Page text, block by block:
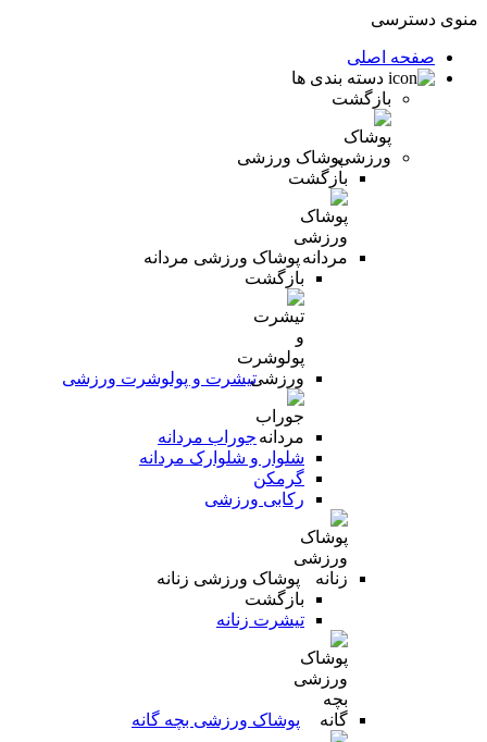
منوی دسترسی
صفحه اصلی
دسته بندی ها
بازگشت
پوشاک ورزشی
بازگشت
پوشاک ورزشی مردانه
بازگشت
تیشرت و پولوشرت ورزشی
جوراب مردانه
شلوار و شلوارک مردانه
گرمکن
رکابی ورزشی
پوشاک ورزشی زنانه
بازگشت
تیشرت زنانه
پوشاک ورزشی بچه گانه